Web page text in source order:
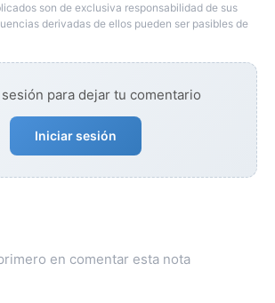
son de exclusiva responsabilidad de sus
derivadas de ellos pueden ser pasibles de
para dejar tu comentario
Iniciar sesión
en comentar esta nota